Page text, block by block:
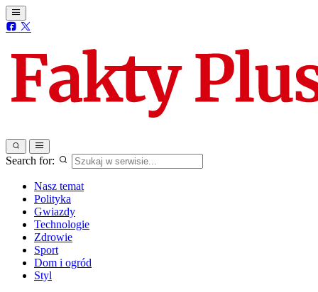
Search for:
Nasz temat
Polityka
Gwiazdy
Technologie
Zdrowie
Sport
Dom i ogród
Styl